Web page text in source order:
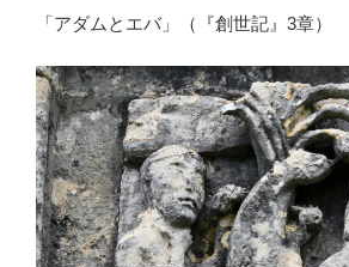
「アダムとエバ」（『創世記』3章）